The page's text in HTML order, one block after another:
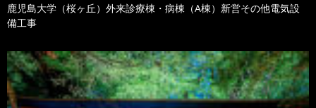
鹿児島大学（桜ヶ丘）外来診療棟・病棟（A棟）新営その他電気設
備工事